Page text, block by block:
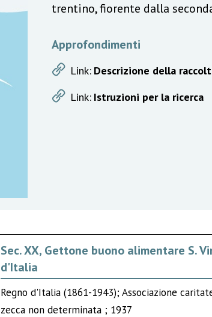
trentino, fiorente dalla
Approfondimenti
Link: Descrizione della
Link: Istruzioni per la ricerca
Sec. XX, Gettone buono alimentare S.
d'Italia
Regno d'Italia (1861-1943); Associazione
zecca non determinata ; 1937